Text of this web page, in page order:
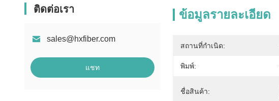
ติดต่อเรา
sales@hxfiber.com
แชท
ข้อมูลรายละเอียด
สถานที่กำเนิด:
พิมพ์:
ชื่อสินค้า: